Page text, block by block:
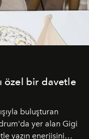
özel bir davetle
buluşturan
yer alan Gigi
yazın enerjisini